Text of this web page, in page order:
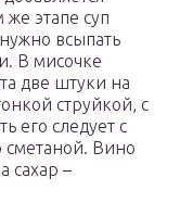
же этапе суп
всыпать
В мисочке
две штуки на
струйкой, с
его следует с
сметаной. Вино
сахар –